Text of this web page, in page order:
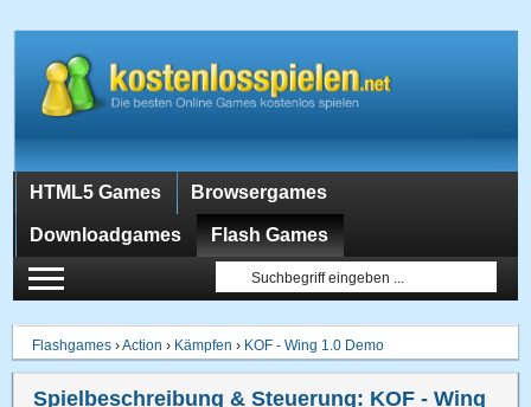
HTML5 Games Browsergames
Downloadgames Flash Games
Flashgames ›Action › Kämpfen › KOF - Wing 1.0 Demo
Spielbeschreibung & Steuerung: KOF - Wing